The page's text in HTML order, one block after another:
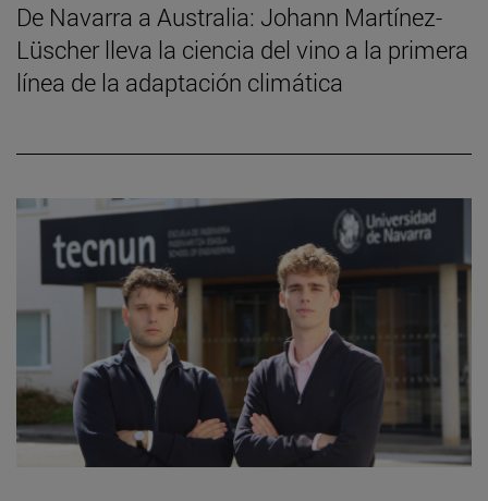
De Navarra a Australia: Johann Martínez-
Lüscher lleva la ciencia del vino a la primera
línea de la adaptación climática